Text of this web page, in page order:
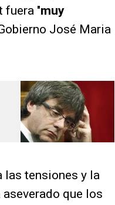
fuera "muy
José Maria
las tensiones y la
que los